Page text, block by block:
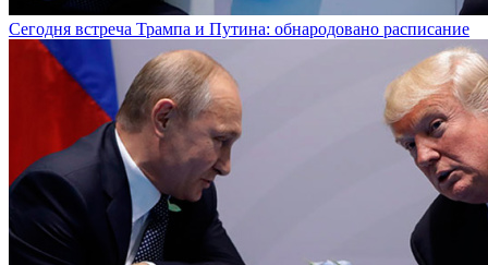
Сегодня встреча Трампа и Путина: обнародовано расписание